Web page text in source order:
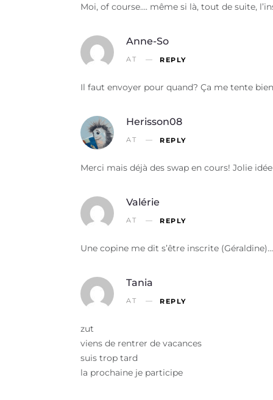
Moi, of course…. même si là, tout de suite,
Anne-So
AT REPLY
Il faut envoyer pour quand? Ça me tente
Herisson08
AT REPLY
Merci mais déjà des swap en cours! Jolie
Valérie
AT REPLY
Une copine me dit s’être inscrite
Tania
AT REPLY
zut
viens de rentrer de vacances
suis trop tard
la prochaine je participe